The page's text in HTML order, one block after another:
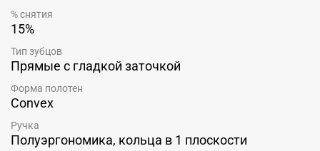
% снятия
15%
Тип зубцов
Прямые с гладкой заточкой
Форма полотен
Convex
Ручка
Полуэргономика, кольца в 1 плоскости